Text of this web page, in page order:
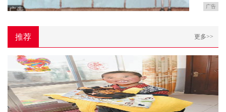
广告
推荐 更多>>